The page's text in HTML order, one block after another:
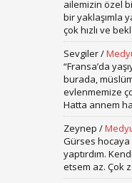
ailemizin özel
bir yaklaşımla
çok hızlı ve
Sevgiler/
“Fransa’da
burada,
evlenmemize
Hatta annem
Zeynep /
Gürses hocaya
yaptırdım.
etsem az. Çok